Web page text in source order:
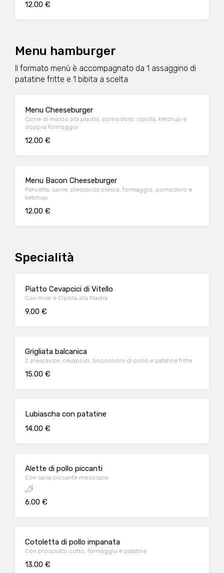
12.00 €
Menu hamburger
Il formato menù è accompagnato da 1 assaggino di
patatine fritte e 1 bibita a scelta
Menu Cheeseburger
Carne di manzo alla piastra, pomodoro, cipolla, ketchup e
doppio formaggio
12.00 €
Menu Bacon Cheeseburger
Pancetta, carne, plescaviza plesca, formaggio, pomodoro e
ketchup
12.00 €
Specialità
Piatto Cevapcici di Vitello
Con Aivar e Cipolla alla Piastra
9.00 €
Grigliata balcanica
2 plescavize, cevapcici, bocconcini di pollo e patatine fritte
15.00 €
Lubiascha con patatine
14.00 €
Alette di pollo piccanti
Con salsa piccante messicana
6.00 €
Cotoletta di pollo impanata
Con prosciutto cotto, formaggio e patatine
13.00 €